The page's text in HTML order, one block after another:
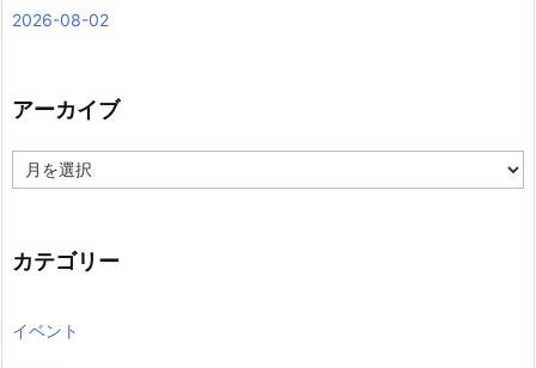
2026-08-02
アーカイブ
ー
ブ
カテゴリー
イベント